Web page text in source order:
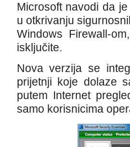
Microsoft navodi da
u otkrivanju
Windows Firewall-
isključite.
Nova verzija se
prijetnji koje dolaze
putem Internet
samo korisnicima